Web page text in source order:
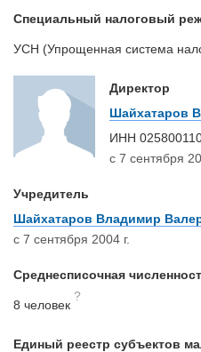
Специальный налоговый
УСН (Упрощенная система
Директор
Шайхатаров
ИНН
с 7 сентября
Учредитель
Шайхатаров Владимир
с 7 сентября 2004 г.
Среднесписочная
8 человек
?
Единый реестр субъектов